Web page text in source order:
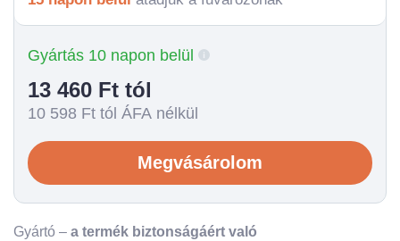
Gyártás 10 napon belül
13 460 Ft tól
10 598 Ft tól ÁFA nélkül
Megvásárolom
Gyártó – a termék biztonságáért való